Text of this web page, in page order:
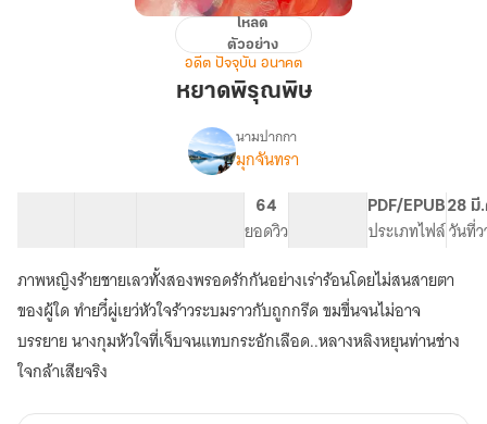
หยาด
โหลด
ตัวอย่าง
อดีต ปัจจุบัน อนาคต
หยาดพิรุณพิษ
เรื่อง
หยาด
พิรุณ
พิษ
นามปากกา
มุกจันทรา
64
ยอดวิว
PDF/EPUB
ประเภทไฟล์
28 มี
วันที่
ภาพหญิงร้ายชายเลวทั้งสองพรอดรักกันอย่างเร่าร้อนโดยไม่สนสายตา
ของผู้ใด ทำยวี๋ผู่เยว่หัวใจร้าวระบมราวกับถูกกรีด ขมขื่นจนไม่อาจ
บรรยาย นางกุมหัวใจที่เจ็บจนแทบกระอักเลือด..หลางหลิงหยุนท่านช่าง
ใจกล้าเสียจริง